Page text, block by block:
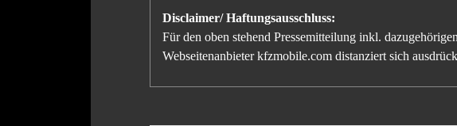
Disclaimer/ Haftungsausschluss:
Für den oben stehend Pressemitteilung inkl.
Webseitenanbieter kfzmobile.com distanziert sich